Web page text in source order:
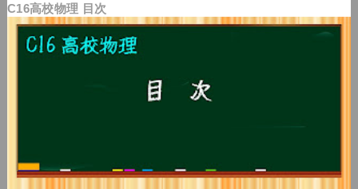
C16高校物理 目次